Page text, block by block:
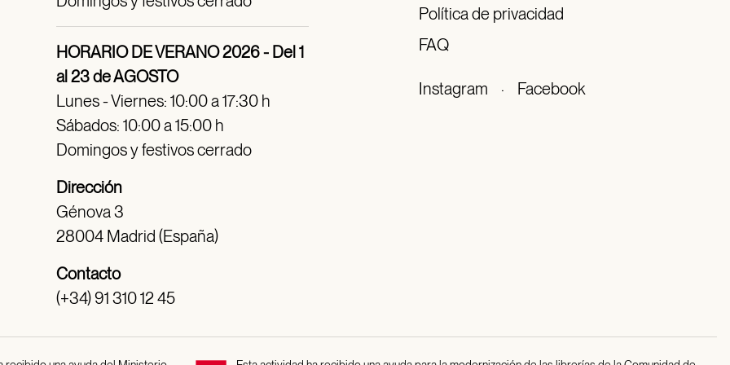
HORARIO DE VERANO 2026 - Del 1
al 23 de AGOSTO
Lunes - Viernes: 10:00 a 17:30 h
Sábados: 10:00 a 15:00 h
Domingos y festivos cerrado
Dirección
Génova 3
28004 Madrid (España)
Contacto
(+34) 91 310 12 45
Política de privacidad
FAQ
Instagram · Facebook